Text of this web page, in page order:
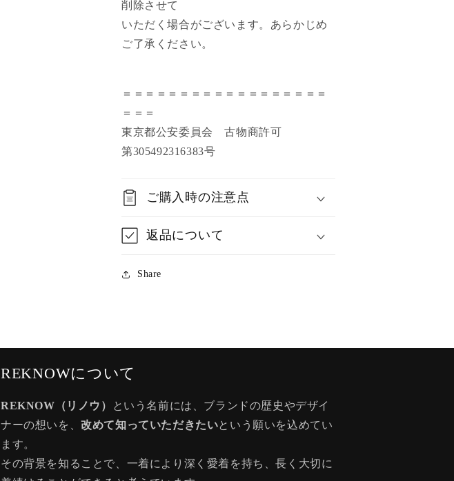
削除させて
いただく場合がございます。あらかじめ
ご了承ください。
＝＝＝＝＝＝＝＝＝＝＝＝＝＝＝＝＝＝
＝＝＝
東京都公安委員会 古物商許可
第305492316383号
ご購入時の注意点
返品について
Share
REKNOWについて
REKNOW（リノウ）
という名前には、ブランドの歴史やデザイ
ナーの想いを、改めて知っていただきたいという願いを込めてい
ます。
その背景を知ることで、一着により深く愛着を持ち、長く大切に